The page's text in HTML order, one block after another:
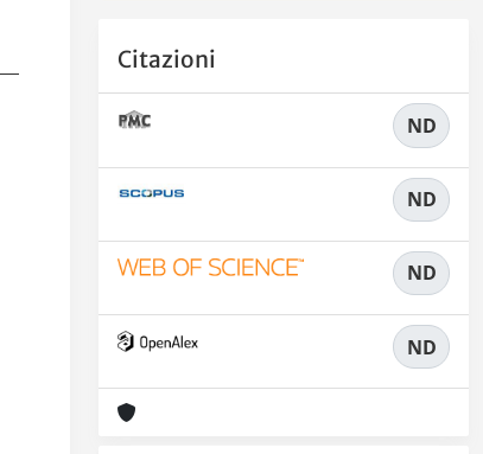
Citazioni
ND
ND
ND
ND